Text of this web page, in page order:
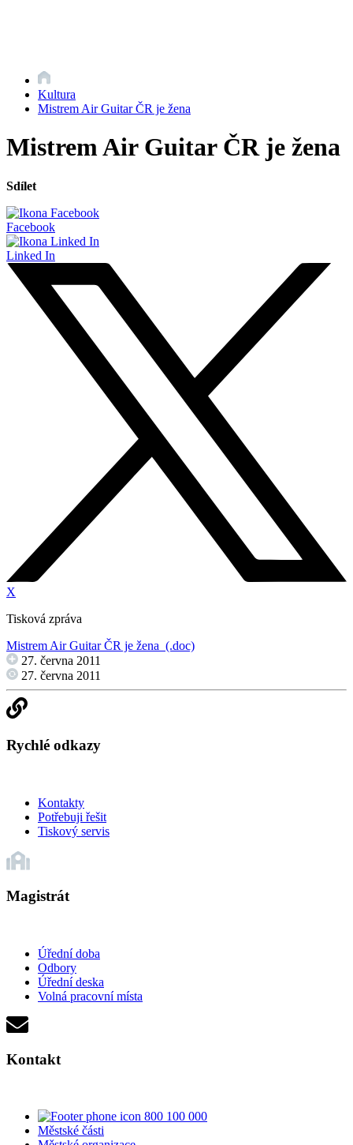
Kultura
Mistrem Air Guitar ČR je žena
Mistrem Air Guitar ČR je žena
Sdílet
Facebook
Linked In
X
Tisková zpráva
Mistrem Air Guitar ČR je žena (.doc)
27. června 2011
27. června 2011
Rychlé odkazy
Kontakty
Potřebuji řešit
Tiskový servis
Magistrát
Úřední doba
Odbory
Úřední deska
Volná pracovní místa
Kontakt
800 100 000
Městské části